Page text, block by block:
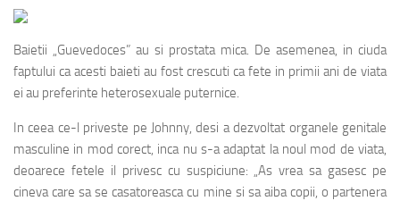
Baietii „Guevedoces” au si prostata mica. De asemenea, in ciuda
faptului ca acesti baieti au fost crescuti ca fete in primii ani de viata
ei au preferinte heterosexuale puternice.
In ceea ce-l priveste pe Johnny, desi a dezvoltat organele genitale
masculine in mod corect, inca nu s-a adaptat la noul mod de viata,
deoarece fetele il privesc cu suspiciune: „As vrea sa gasesc pe
cineva care sa se casatoreasca cu mine si sa aiba copii, o partenera